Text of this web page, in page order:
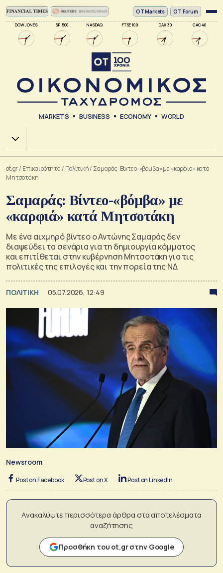
DOW JONES SP 500 NASDAQ FTSE 100 DAX 30 CAC 40
ΟΤ Markets OT Forum
MARKETS BUSINESS ECONOMY WORLD
Χ.Α.
ot.gr/ Επικαιρότητα / Πολιτική/ Σαμαράς: Βίντεο-«βόμβα» με «καρφιά» κατά
Μητσοτάκη
Σαμαράς: Βίντεο-«βόμβα» με
«καρφιά» κατά Μητσοτάκη
Με ένα αιχμηρό βίντεο ο Αντώνης Σαμαράς δεν
διαψεύδει τα σενάρια για τη δημιουργία κόμματος
και επιτίθεται στην κυβέρνηση Μητσοτάκη για τις
πολιτικές της επιλογές και την πορεία της ΝΔ
ΠΟΛΙΤΙΚΗ 05.07.2026, 12:49
Newsroom
Post on Facebook Post on X Post on LinkedIn
Ανακαλύψτε περισσότερα άρθρα στα αποτελέσματα
αναζήτησης
Προσθήκη του ot.gr στην Google